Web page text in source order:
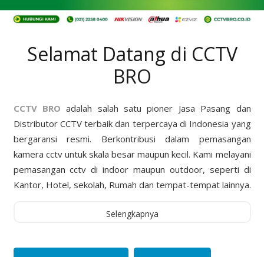
Selamat Datang di CCTV
BRO
CCTV BRO adalah salah satu pioner Jasa Pasang dan
Distributor CCTV terbaik dan terpercaya di Indonesia yang
bergaransi resmi. Berkontribusi dalam pemasangan
kamera cctv untuk skala besar maupun kecil. Kami melayani
pemasangan cctv di indoor maupun outdoor, seperti di
Kantor, Hotel, sekolah, Rumah dan tempat-tempat lainnya.
Selengkapnya